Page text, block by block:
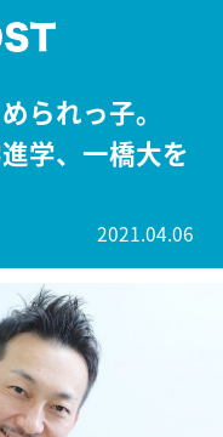
られっ子。
学、一橋大を
2021.04.06